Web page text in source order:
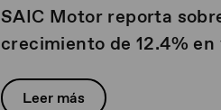
SAIC Motor reporta
crecimiento de 12.4%
por Marcas Propias,
Leer más